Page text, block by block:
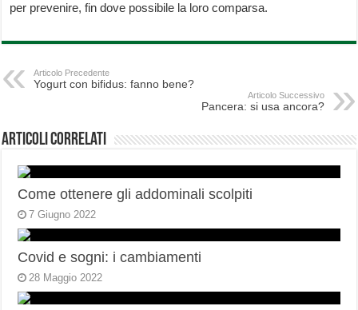
per prevenire, fin dove possibile la loro comparsa.
Articolo Precedente
Yogurt con bifidus: fanno bene?
Articolo Successivo
Pancera: si usa ancora?
Articoli correlati
Come ottenere gli addominali scolpiti
7 Giugno 2022
Covid e sogni: i cambiamenti
28 Maggio 2022